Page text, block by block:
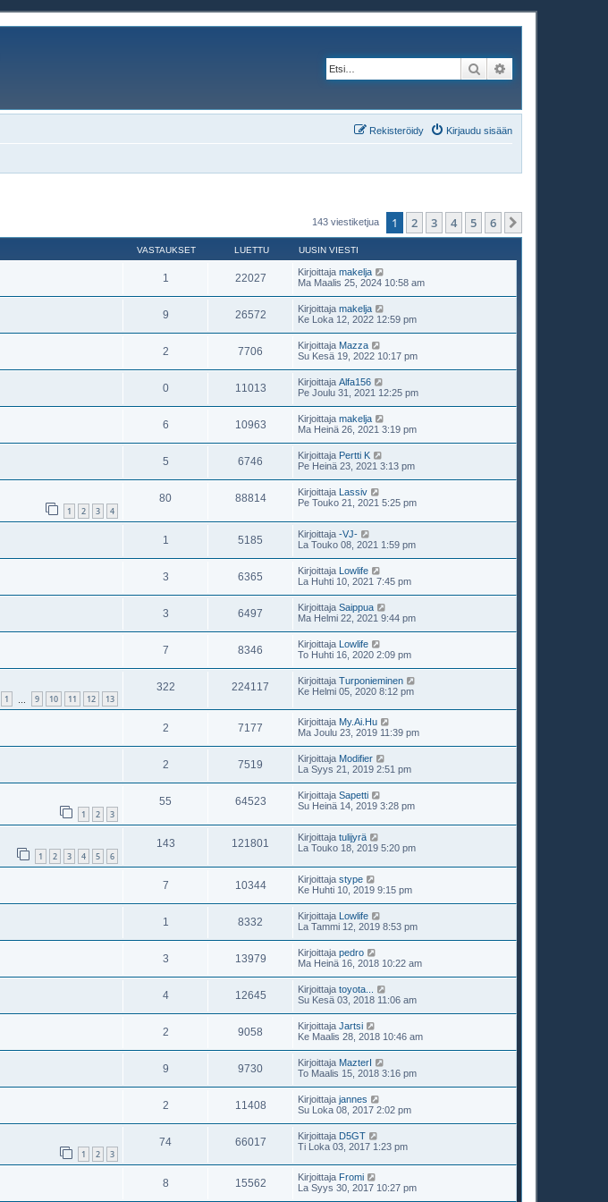
Etsi
Kirjaudu sisään
Rekisteröidy
143 viestiketjua 1 2 3 4 5 6
VASTAUKSET LUETTU UUSIN VIESTI
1 22027 Kirjoittaja makelja
Ma Maalis 25, 2024 10:58 am
9 26572 Kirjoittaja makelja
Ke Loka 12, 2022 12:59 pm
2 7706 Kirjoittaja Mazza
Su Kesä 19, 2022 10:17 pm
0 11013 Kirjoittaja Alfa156
Pe Joulu 31, 2021 12:25 pm
6 10963 Kirjoittaja makelja
Ma Heinä 26, 2021 3:19 pm
5 6746 Kirjoittaja Pertti K
Pe Heinä 23, 2021 3:13 pm
1 2 3 4
80 88814 Kirjoittaja Lassiv
Pe Touko 21, 2021 5:25 pm
1 5185 Kirjoittaja -VJ-
La Touko 08, 2021 1:59 pm
3 6365 Kirjoittaja Lowlife
La Huhti 10, 2021 7:45 pm
3 6497 Kirjoittaja Saippua
Ma Helmi 22, 2021 9:44 pm
7 8346 Kirjoittaja Lowlife
To Huhti 16, 2020 2:09 pm
1 9 10 11 12 13
322 224117 Kirjoittaja Turponieminen
Ke Helmi 05, 2020 8:12 pm
2 7177 Kirjoittaja My.Ai.Hu
Ma Joulu 23, 2019 11:39 pm
2 7519 Kirjoittaja Modifier
La Syys 21, 2019 2:51 pm
1 2 3
55 64523 Kirjoittaja Sapetti
Su Heinä 14, 2019 3:28 pm
1 2 3 4 5 6
143 121801 Kirjoittaja tulijyrä
La Touko 18, 2019 5:20 pm
7 10344 Kirjoittaja stype
Ke Huhti 10, 2019 9:15 pm
1 8332 Kirjoittaja Lowlife
La Tammi 12, 2019 8:53 pm
3 13979 Kirjoittaja pedro
Ma Heinä 16, 2018 10:22 am
4 12645 Kirjoittaja toyota...
Su Kesä 03, 2018 11:06 am
2 9058 Kirjoittaja Jartsi
Ke Maalis 28, 2018 10:46 am
9 9730 Kirjoittaja MazterI
To Maalis 15, 2018 3:16 pm
2 11408 Kirjoittaja jannes
Su Loka 08, 2017 2:02 pm
1 2 3
74 66017 Kirjoittaja D5GT
Ti Loka 03, 2017 1:23 pm
8 15562 Kirjoittaja Fromi
La Syys 30, 2017 10:27 pm